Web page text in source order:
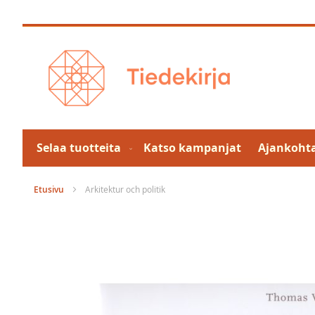
to
Selaa tuotteita Katso kampanjat
Etusivu Arkitektur och politik